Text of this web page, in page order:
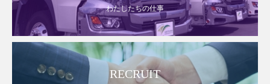
わたしたちの仕事
RECRUIT